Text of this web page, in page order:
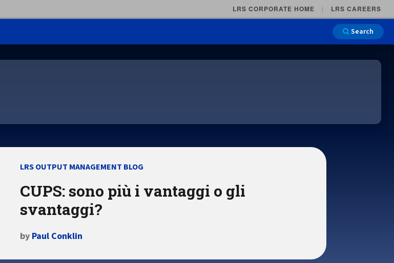
LRS CORPORATE HOME LRS CAREERS
Search
LRS OUTPUT MANAGEMENT BLOG
CUPS: sono più i vantaggi o gli
svantaggi?
by Paul Conklin